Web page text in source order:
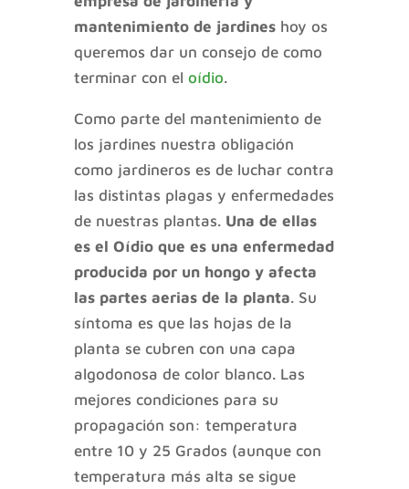
mantenimiento de jardineshoy os
queremos dar un consejo de como
terminar con el oídio.
Como parte del mantenimiento de
los jardines nuestra obligación
como jardineros es de luchar contra
las distintas plagas y enfermedades
de nuestras plantas. Una de ellas
es el Oídio que es una enfermedad
producida por un hongo y afecta
las partes aerias de la planta. Su
síntoma es que las hojas de la
planta se cubren con una capa
algodonosa de color blanco. Las
mejores condiciones para su
propagación son: temperatura
entre 10 y 25 Grados (aunque con
temperatura más alta se sigue